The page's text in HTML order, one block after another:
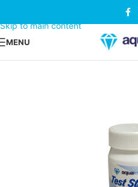
Skip to main content
MENU